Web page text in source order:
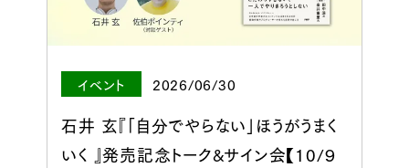
イベント 2026/06/30
石井 玄『「自分でやらない」ほうがうまく
いく 』発売記念トーク&サイン会【10/９